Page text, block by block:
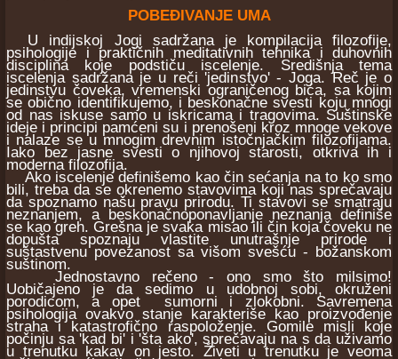
POBEĐIVANJE UMA
U indijskoj Jogi sadržana je kompilacija filozofije,
psihologije i praktičnih meditativnih tehnika i duhovnih
disciplina koje podstiču iscelenje. Središnja tema
iscelenja sadržana je u reči 'jedinstvo' - Joga. Reč je o
jedinstvu čoveka, vremenski ograničenog bića, sa kojim
se obično identifikujemo, i beskonačne svesti koju mnogi
od nas iskuse samo u iskricama i tragovima. Suštinske
ideje i principi pamćeni su i prenošeni kroz mnoge vekove
i nalaze se u mnogim drevnim istočnjačkim filozofijama.
Iako bez jasne svesti o njihovoj starosti, otkriva ih i
moderna filozofija.
Ako iscelenje definišemo kao čin sećanja na to ko smo
bili, treba da se okrenemo stavovima koji nas sprečavaju
da spoznamo našu pravu prirodu. Ti stavovi se smatraju
neznanjem, a beskonačnoponavljanje neznanja definiše
se kao greh. Grešna je svaka misao ili čin koja čoveku ne
dopušta spoznaju vlastite unutrašnje prirode i
suštastvenu povezanost sa višom svešću - božanskom
suštinom.
Jednostavno rečeno - ono smo što milsimo!
Uobičajeno je da sedimo u udobnoj sobi, okruženi
porodicom, a opet sumorni i zlokobni. Savremena
psihologija ovakvo stanje karakteriše kao proizvođenje
straha i katastrofično raspoloženje. Gomile misli koje
počinju sa 'kad bi' i 'šta ako', sprečavaju na s da uživamo
u trenutku kakav on jesto. Živeti u trenutku je veoma